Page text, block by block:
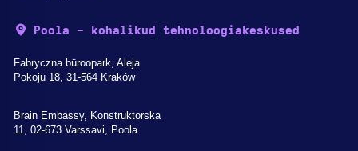
Poola - kohalikud tehnoloogiakeskused
Fabryczna büroopark, Aleja
Pokoju 18, 31-564 Kraków
Brain Embassy, Konstruktorska
11, 02-673 Varssavi, Poola